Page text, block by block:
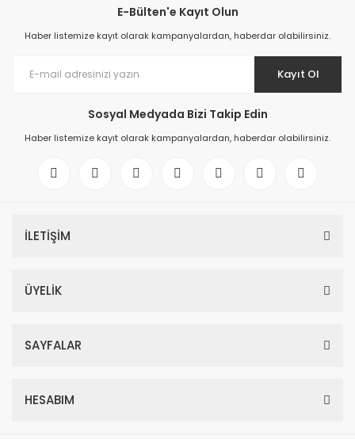
E-Bülten'e Kayıt Olun
Haber listemize kayıt olarak kampanyalardan, haberdar olabilirsiniz.
Kayıt Ol
Sosyal Medyada Bizi Takip Edin
Haber listemize kayıt olarak kampanyalardan, haberdar olabilirsiniz.
İLETİŞİM
ÜYELİK
SAYFALAR
HESABIM